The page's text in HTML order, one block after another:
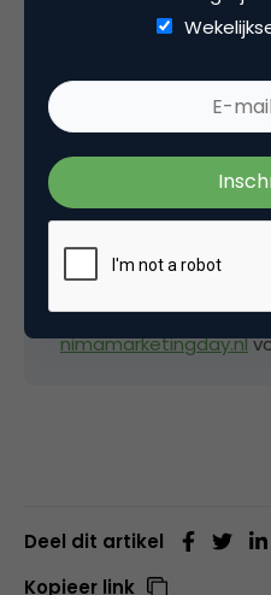
Benieuwd hoe je dat
hoe andere merken
over
wat je daar als merk
gebruik je muziek en
marketinginstrument?
verpletterende ear-
nimamarketingday.nl
Deel dit artikel
Kopieer link